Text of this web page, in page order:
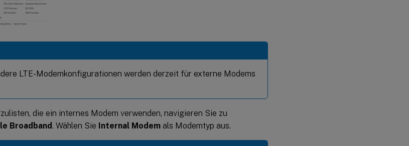
LTE-Modemkonfigurationen werden derzeit für externe Modems
die ein internes Modem verwenden, navigieren Sie zu
Broadband. Wählen Sie Internal Modem als Modemtyp aus.